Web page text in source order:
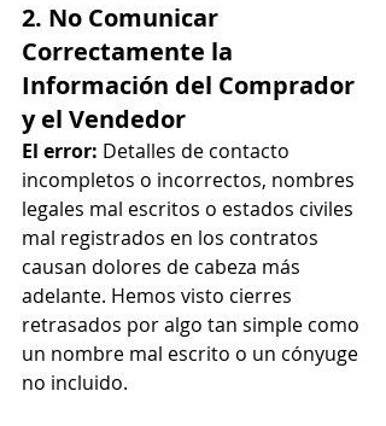
2. No Comunicar
Correctamente la
Información del Comprador
y el Vendedor
El error: Detalles de contacto
incompletos o incorrectos, nombres
legales mal escritos o estados civiles
mal registrados en los contratos
causan dolores de cabeza más
adelante. Hemos visto cierres
retrasados por algo tan simple como
un nombre mal escrito o un cónyuge
no incluido.